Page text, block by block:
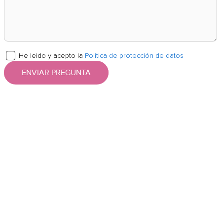
He leido y acepto la Politica de protección de datos
ENVIAR PREGUNTA